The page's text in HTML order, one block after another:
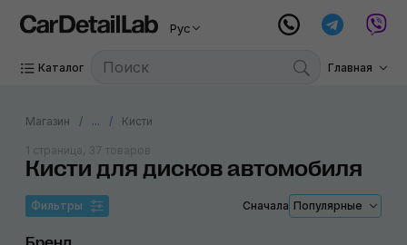
Рус
Каталог Главная
Магазин ... Кисти
Кисти для дисков автомобиля
1 страница, 37 товаров
Фильтры Сначала Популярные